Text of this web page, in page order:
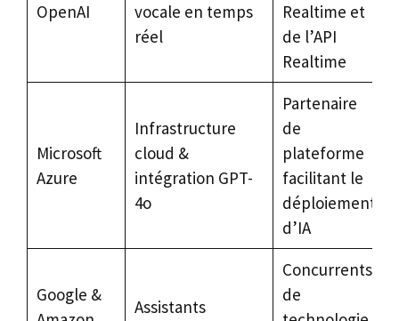
OpenAI
vocale en temps
réel
Realtime et
de l’API
Realtime
Microsoft
Azure
Infrastructure
cloud &
intégration GPT-
4o
Partenaire
de
plateforme
facilitant le
déploiement
d’IA
Google &
Assistants
Concurrents
de